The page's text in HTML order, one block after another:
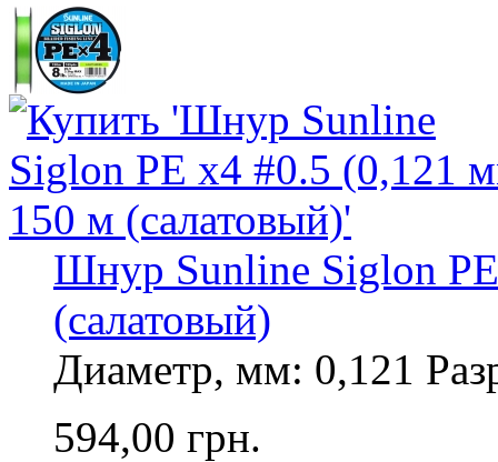
Шнур Sunline Siglon
(салатовый)
Диаметр, мм: 0,121
594,00 грн.